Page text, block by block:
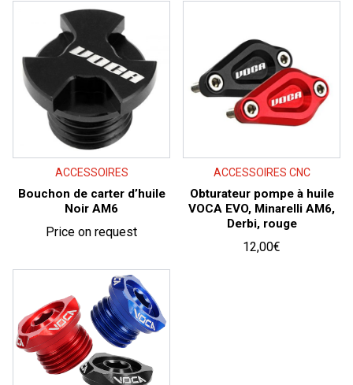
ACCESSOIRES
Bouchon de carter d’huile
Noir AM6
Price on request
ACCESSOIRES CNC
Obturateur pompe à huile
VOCA EVO, Minarelli AM6,
Derbi, rouge
12,00€